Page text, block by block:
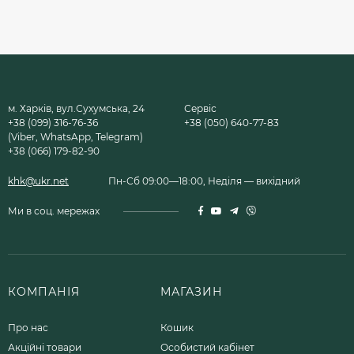
м. Харків, вул.Сухумська, 24
+38 (099) 316-76-36
(Viber, WhatsApp, Telegram)
+38 (066) 179-82-90
Сервіс
+38 (050) 640-77-83
khk@ukr.net Пн-Сб 09:00—18:00, Неділя — вихідний
Ми в соц. мережах
КОМПАНІЯ
Про нас
Акційні товари
МАГАЗИН
Кошик
Особистий кабінет